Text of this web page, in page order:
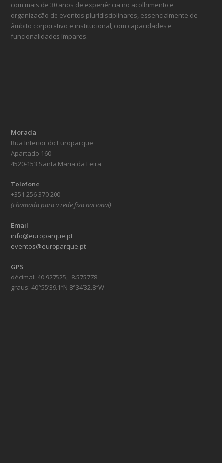
com mais de 30 anos de experiência no acolhimento e
organização de eventos pluridisciplinares, essencialmente de
âmbito corporativo e institucional, com capacidades e
funcionalidades ímpares.
Morada
Rua Interior do Europarque
Apartado 160
4520-153 Santa Maria da Feira
Telefone
+351 256 370 200
(chamada para a rede fixa nacional)
Email
info@europarque.pt
eventos@europarque.pt
GPS
décimal: 40.927525, -8.575778
graus: 40°55’39.1″N 8°34’32.8″W